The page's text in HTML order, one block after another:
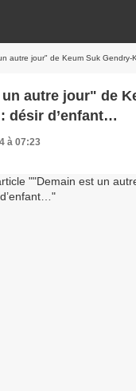
autre jour" de Keum Suk Gendry-
autre jour" de
désir d’enfant…
à 07:23